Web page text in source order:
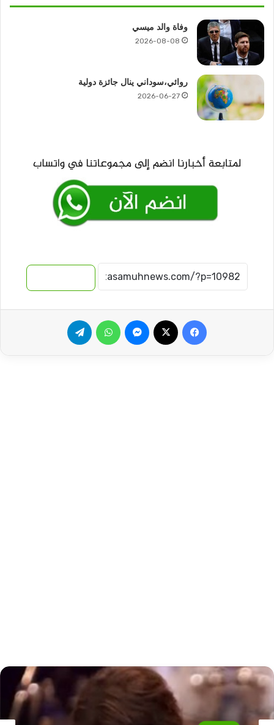
وفاة والد ميسي
2026-08-08
روائي،سوداني ينال جائزة دولية
2026-06-27
فيسبوك ماسنجر واتساب